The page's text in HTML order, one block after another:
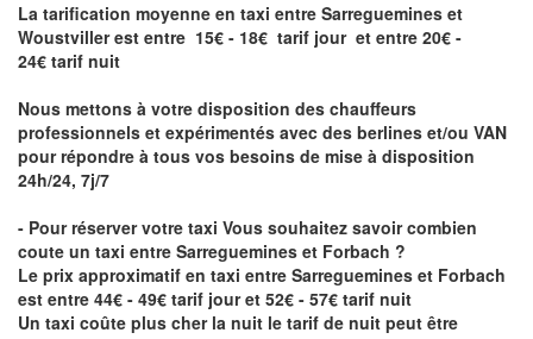
La tarification moyenne en taxi entre Sarreguemines et
Woustviller est entre 15€ - 18€ tarif jour et entre 20€ -
24€ tarif nuit
Nous mettons à votre disposition des chauffeurs
professionnels et expérimentés avec des berlines et/ou VAN
pour répondre à tous vos besoins de mise à disposition
24h/24, 7j/7
- Pour réserver votre taxi Vous souhaitez savoircombien
coute un taxi entre Sarreguemines et Forbach ?
Le prix approximatif en taxi entre Sarreguemines et Forbach
est entre 44€ - 49€ tarif jour et 52€ - 57€ tarif nuit
Un taxi coûte plus cher la nuit le tarif de nuit peut être